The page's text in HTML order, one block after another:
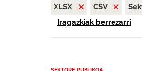
XLSX
CSV
Iragazkiak berrezarri